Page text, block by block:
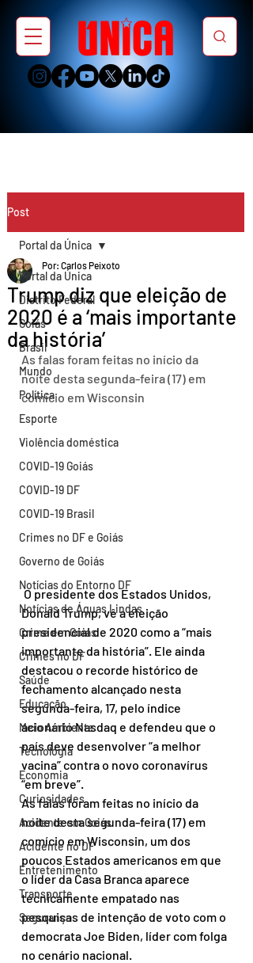
Post
Portal da Única
Distrito Federal
Goiás
Brasil
Mundo
Política
Esporte
Violência doméstica
COVID-19 Goiás
COVID-19 DF
COVID-19 Brasil
Crimes no DF e Goiás
Governo de Goiás
Notícias do Entorno DF
Notícias de Águas Lindas
Crime em Goiás
Crimes no DF
Saúde
Educação
Meio Ambiente
Tecnologia
Economia
Curiosidades
Acidente em Goiás
Acidente no DF
Entretenimento
Transporte
Segurança
Portal da Única
Trump diz que eleição de
2020 é a ‘mais importante
da história’
Por: Carlos Peixoto
As falas foram feitas no início da
noite desta segunda-feira (17) em
comício em Wisconsin
Donald Trump, vê a eleição
presidencial de 2020 como a “mais
importante da história”. Ele ainda
destacou o recorde histórico de
fechamento alcançado nesta
segunda-feira, 17, pelo índice
acionário Nasdaq e defendeu que o
país deve desenvolver “a melhor
vacina” contra o novo coronavírus
“em breve”.
As falas foram feitas no início da
noite desta segunda-feira (17) em
comício em Wisconsin, um dos
poucos Estados americanos em que
o líder da Casa Branca aparece
tecnicamente empatado nas
pesquisas de intenção de voto com o
democrata Joe Biden, líder com folga
no cenário nacional.